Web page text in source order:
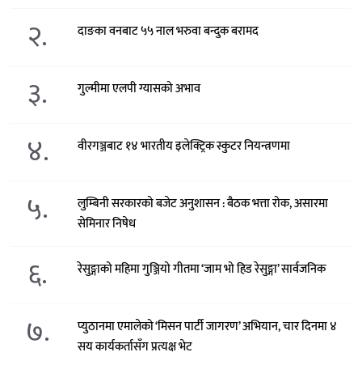
२. दाङका वनबाट ५५ नाल भरुवा बन्दुक बरामद
३. गुल्मीमा एलपी ग्यासको अभाव
४. वीरगञ्जबाट १४ भारतीय इलेक्ट्रिक स्कुटर नियन्त्रणमा
५.
लुम्बिनी सरकारको बजेट अनुशासन : बैठक भत्ता रोक, असारमा
सेमिनार निषेध
६. रेसुङ्गाको महिमा गुञ्जियो गीतमा ‘जाम भो हिड रेसुङ्गा’ सार्वजनिक
७.
प्युठानमा एमालेको ‘मिसन पार्टी जागरण’ अभियान, चार दिनमा ४
सय कार्यकर्तासँग प्रत्यक्ष भेट